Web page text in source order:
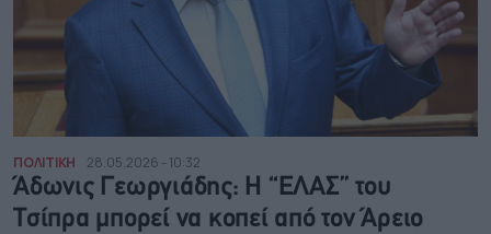
ΠΟΛΙΤΙΚΗ 28.05.2026 - 10:32
Άδωνις Γεωργιάδης: Η “ΕΛΑΣ” του
Τσίπρα μπορεί να κοπεί από τον Άρειο